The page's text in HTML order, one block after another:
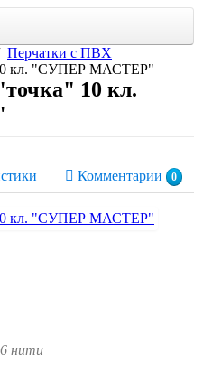
Перчатки с ПВХ
кл. "СУПЕР МАСТЕР"
10 кл.
Комментарии 0
нити